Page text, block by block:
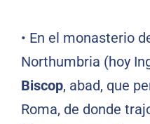
• En el monasterio
Northumbria (hoy
Biscop, abad, que
Roma, de donde